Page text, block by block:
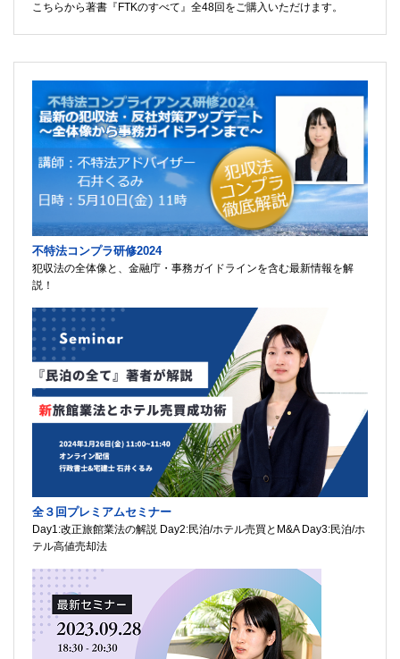
こちらから著書『FTKのすべて』全48回をご購入いただけます。
不特法コンプラ研修2024
犯収法の全体像と、金融庁・事務ガイドラインを含む最新情報を解
説！
全３回プレミアムセミナー
Day1:改正旅館業法の解説 Day2:民泊/ホテル売買とM&A Day3:民泊/ホ
テル高値売却法